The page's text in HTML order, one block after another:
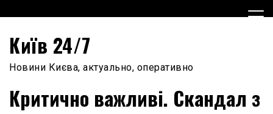
to
Київ 24/7
Новини Києва, актуально, оперативно
Критично важливі. Скандал з